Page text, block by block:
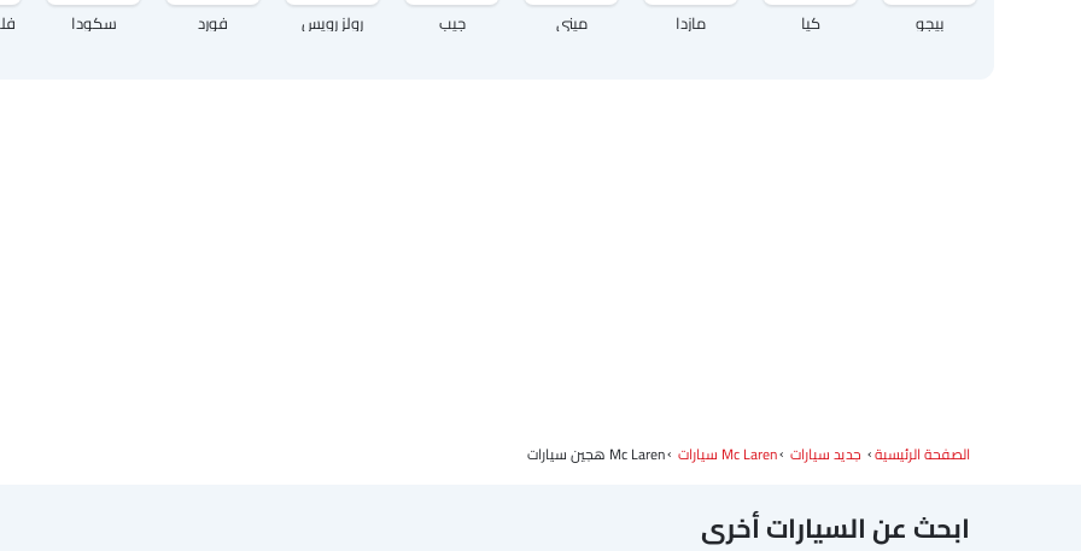
بيجو كيا مازدا ميني جيب رولز رويس فورد سكودا
الصفحة الرئيسية جديد سيارات Mc Laren سيارات Mc Laren هجين سيارات
ابحث عن السيارات أخرى